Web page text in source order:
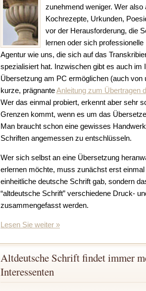
zunehmend weniger. Wer
Kochrezepte, Urkunden,
vor der Herausforderung, die
lernen oder sich
Agentur wie uns, die sich auf das
spezialisiert hat. Inzwischen gibt es auch im
Übersetzung am PC ermöglichen (auch von
kurze, prägnanteAnleitung zum Übertragen
Wer das einmal probiert, erkennt aber sehr
Grenzen kommt, wenn es um das
Man braucht schon eine gewisses
Schriften angemessen zu entschlüsseln.
Wer sich selbst an eine Übersetzung
erlernen möchte, muss zunächst erst
einheitliche deutsche Schrift gab, sondern
“altdeutsche Schrift” verschiedene Druck-
zusammengefasst werden.
Lesen Sie weiter »
Altdeutsche Schrift findet immer
Interessenten